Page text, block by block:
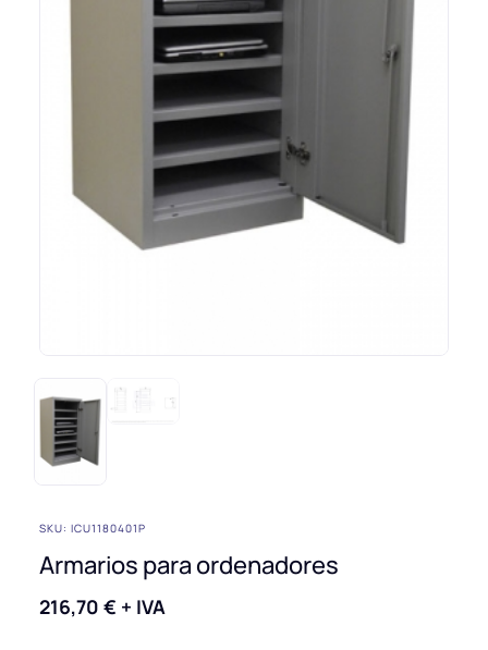
SKU: ICU1180401P
Armarios para ordenadores
216,70 € + IVA